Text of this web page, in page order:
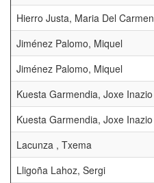
Hierro Justa, Maria Del Carmen
Jiménez Palomo, Miquel
Jiménez Palomo, Miquel
Kuesta Garmendia, Joxe Inazio
Kuesta Garmendia, Joxe Inazio
Lacunza , Txema
Lligoña Lahoz, Sergi